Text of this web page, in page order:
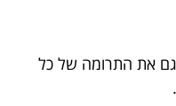
את התרומה של כל